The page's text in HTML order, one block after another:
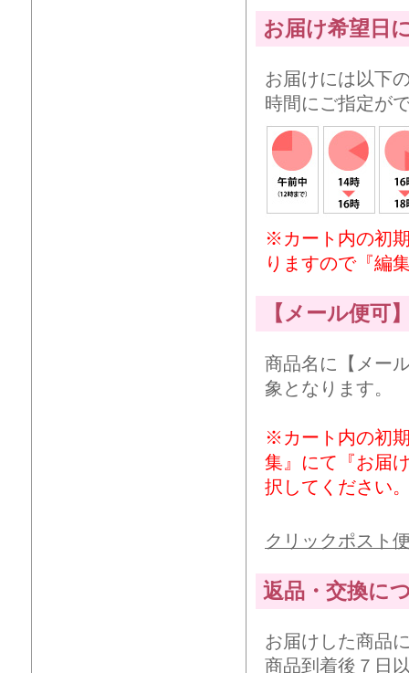
お届け希望日
お届けには以下
時間にご指定が
※カート内の初
りますので『編
【メール便可
商品名に【メー
象となります。
※カート内の初
集』にて『お届
択してください
クリックポスト
返品・交換に
お届けした商品
商品到着後７日